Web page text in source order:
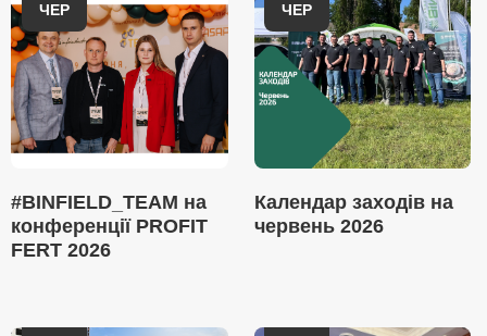
ЧЕР
#BINFIELD_TEAM на
конференції PROFIT
FERT 2026
ЧЕР
Календар заходів на
червень 2026